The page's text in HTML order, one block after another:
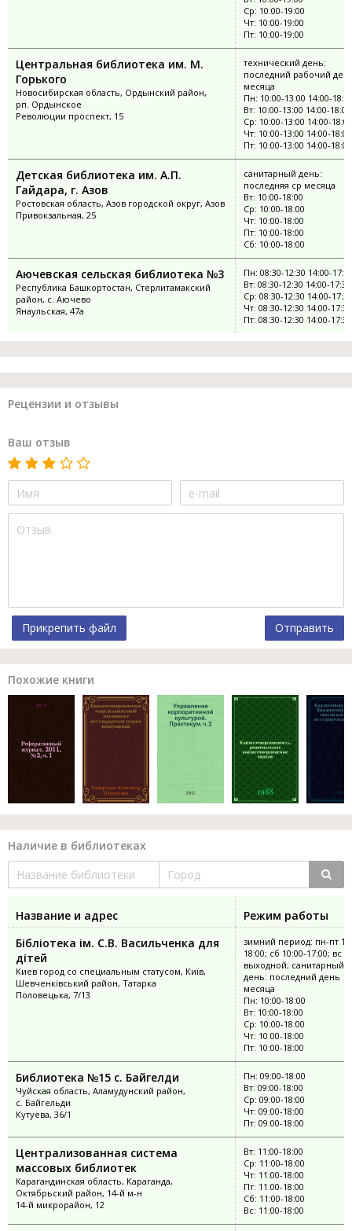
Ср: 10:00-19:00
Чт: 10:00-19:00
Пт: 10:00-19:00
Центральная библиотека им. М.
Горького
Новосибирская область, Ордынский район,
рп. Ордынское
Революции проспект, 15
технический день:
последний рабочий
месяца
Пн: 10:00-13:00 14:00-
Вт: 10:00-13:00 14:00-18:00
Ср: 10:00-13:00 14:00-18:00
Чт: 10:00-13:00 14:00-18:00
Пт: 10:00-13:00 14:00-18:00
Детская библиотека им. А.П.
Гайдара, г. Азов
Ростовская область, Азов городской округ, Азов
Привокзальная, 25
санитарный день:
последняя ср месяца
Вт: 10:00-18:00
Ср: 10:00-18:00
Чт: 10:00-18:00
Пт: 10:00-18:00
Сб: 10:00-18:00
Аючевская сельская библиотека №3
Республика Башкортостан, Стерлитамакский
район, с. Аючево
Янаульская, 47а
Пн: 08:30-12:30 14:00-
Вт: 08:30-12:30 14:00-17:30
Ср: 08:30-12:30 14:00-17:30
Чт: 08:30-12:30 14:00-17:30
Пт: 08:30-12:30 14:00-17:30
Рецензии и отзывы
Ваш отзыв
Прикрепить файл Отправить
Похожие книги
Наличие в библиотеках
Название и адрес
Режим работы
Бібліотека ім. С.В. Васильченка для
дітей
Киев город со специальным статусом, Київ,
Шевченківський район, Татарка
Половецька, 7/13
зимний период: пн-пт
18:00; сб 10:00-17:00; вс
выходной; санитарный
день: последний день
месяца
Пн: 10:00-18:00
Вт: 10:00-18:00
Ср: 10:00-18:00
Чт: 10:00-18:00
Пт: 10:00-18:00
Библиотека №15 с. Байгелди
Чуйская область, Аламудунский район,
с. Байгельди
Кутуева, 36/1
Пн: 09:00-18:00
Вт: 09:00-18:00
Ср: 09:00-18:00
Чт: 09:00-18:00
Пт: 09:00-18:00
Централизованная система
массовых библиотек
Карагандинская область, Караганда,
Октябрьский район, 14-й м-н
14-й микрорайон, 12
Вт: 11:00-18:00
Ср: 11:00-18:00
Чт: 11:00-18:00
Пт: 11:00-18:00
Сб: 11:00-18:00
Вс: 11:00-18:00